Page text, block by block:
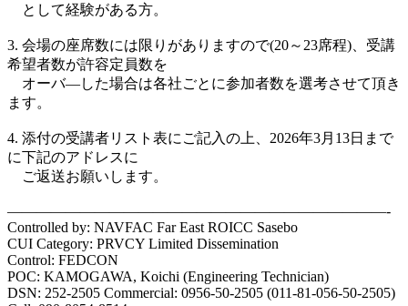
として経験がある方。
3. 会場の座席数には限りがありますので(20～23席程)、受講
希望者数が許容定員数を
オーバ―した場合は各社ごとに参加者数を選考させて頂き
ます。
4. 添付の受講者リスト表にご記入の上、2026年3月13日まで
に下記のアドレスに
ご返送お願いします。
——————————————————————————-
Controlled by: NAVFAC Far East ROICC Sasebo
CUI Category: PRVCY Limited Dissemination
Control: FEDCON
POC: KAMOGAWA, Koichi (Engineering Technician)
DSN: 252-2505 Commercial: 0956-50-2505 (011-81-056-50-2505)